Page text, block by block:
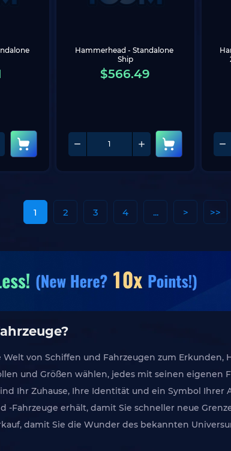
Hammerhead - Standalone
Ship
$566.49
1 2 3 4 ... > >>
von Schiffen und Fahrzeugen zum Erkunden,
und Größen wählen, jedes mit seinen
Ihr Zuhause, Ihre Identität und ein Symbol Ihrer
-Fahrzeuge erhält, damit Sie schneller neue
damit Sie die Wunder des bekannten